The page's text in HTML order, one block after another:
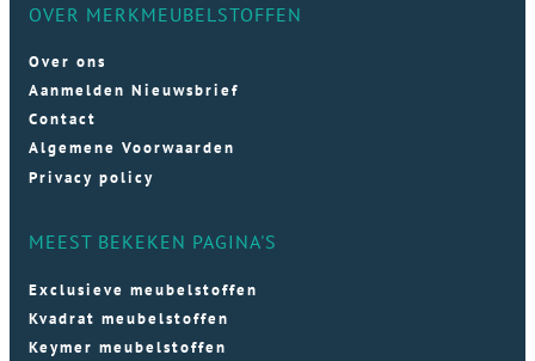
OVER MERKMEUBELSTOFFEN
Over ons
Aanmelden Nieuwsbrief
Contact
Algemene Voorwaarden
Privacy policy
MEEST BEKEKEN PAGINA'S
Exclusieve meubelstoffen
Kvadrat meubelstoffen
Keymer meubelstoffen